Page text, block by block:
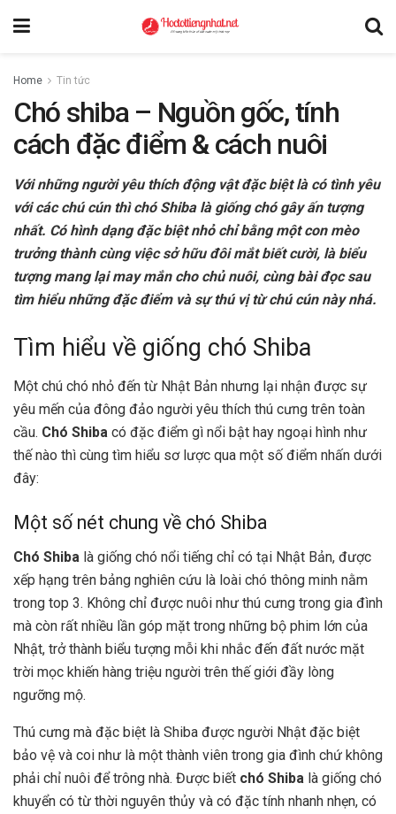
Home Tin tức
Chó shiba – Nguồn gốc, tính
cách đặc điểm & cách nuôi
Với những người yêu thích động vật đặc biệt là có tình yêu
với các chú cún thì chó Shiba là giống chó gây ấn tượng
nhất. Có hình dạng đặc biệt nhỏ chỉ bằng một con mèo
trưởng thành cùng việc sở hữu đôi mắt biết cười, là biểu
tượng mang lại may mắn cho chủ nuôi, cùng bài đọc sau
tìm hiểu những đặc điểm và sự thú vị từ chú cún này nhá.
Tìm hiểu về giống chó Shiba
Một chú chó nhỏ đến từ Nhật Bản nhưng lại nhận được sự
yêu mến của đông đảo người yêu thích thú cưng trên toàn
cầu. Chó Shiba có đặc điểm gì nổi bật hay ngoại hình như
thế nào thì cùng tìm hiểu sơ lược qua một số điểm nhấn dưới
đây:
Một số nét chung về chó Shiba
Chó Shiba là giống chó nổi tiếng chỉ có tại Nhật Bản, được
xếp hạng trên bảng nghiên cứu là loài chó thông minh nằm
trong top 3. Không chỉ được nuôi như thú cưng trong gia đình
mà còn rất nhiều lần góp mặt trong những bộ phim lớn của
Nhật, trở thành biểu tượng mỗi khi nhắc đến đất nước mặt
trời mọc khiến hàng triệu người trên thế giới đầy lòng
ngưỡng mộ.
Thú cưng mà đặc biệt là Shiba được người Nhật đặc biệt
bảo vệ và coi như là một thành viên trong gia đình chứ không
phải chỉ nuôi để trông nhà. Được biết chó Shiba là giống chó
khuyển có từ thời nguyên thủy và có đặc tính nhanh nhẹn, có